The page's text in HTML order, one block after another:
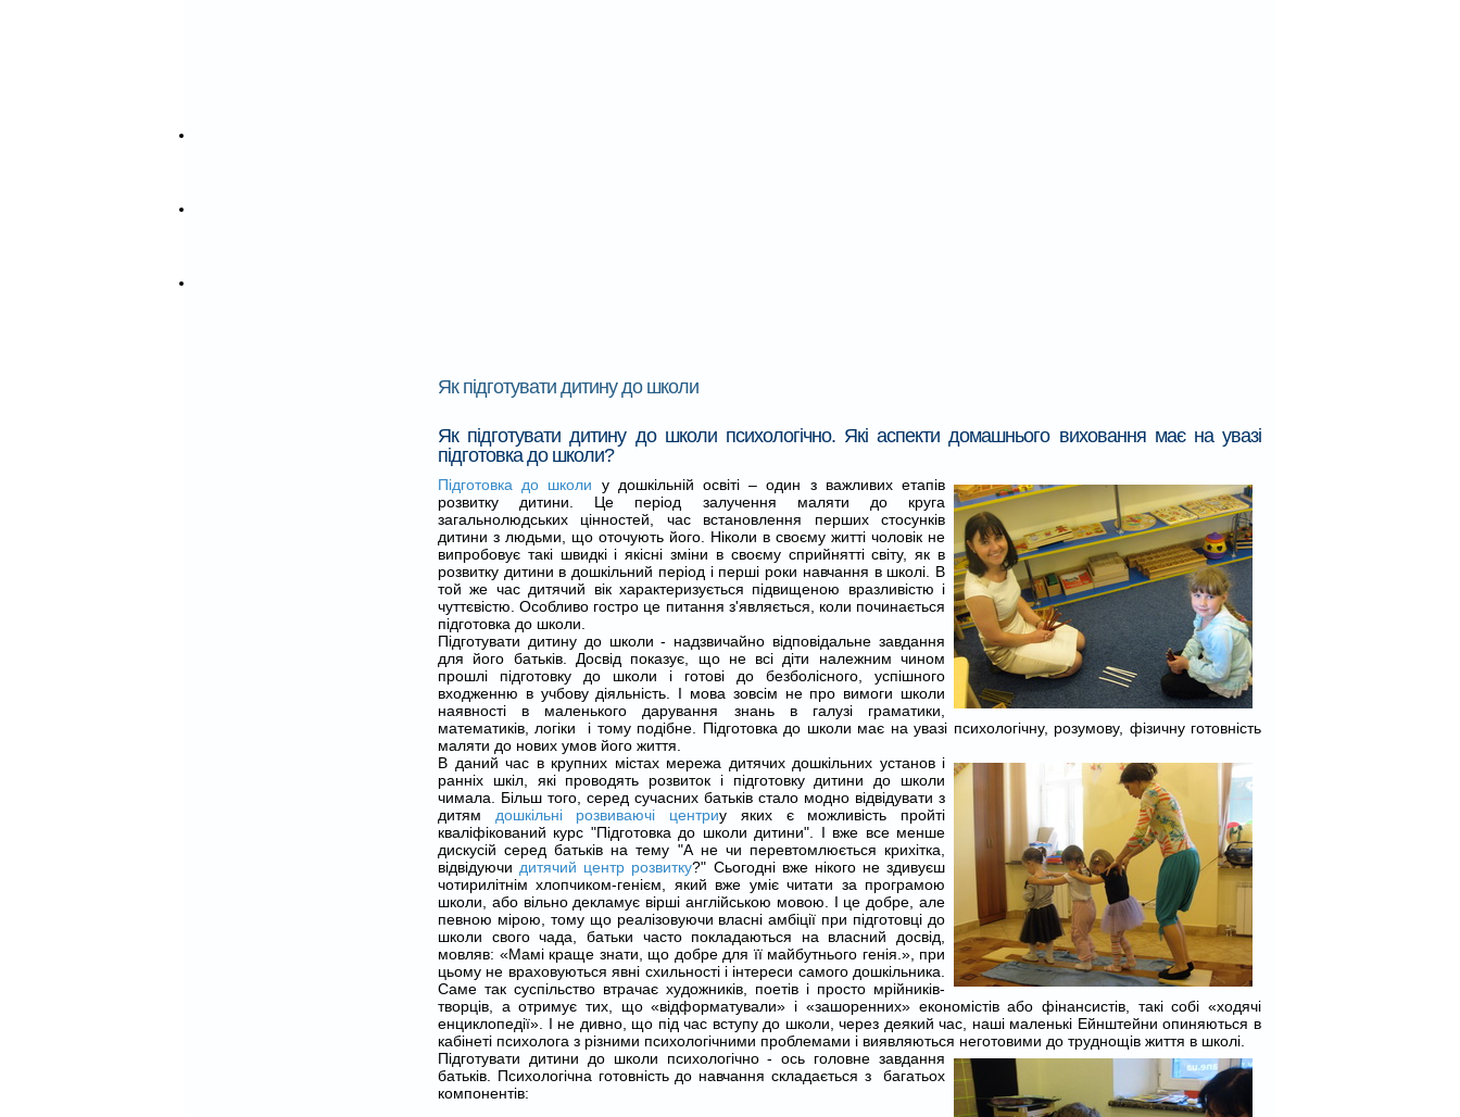
Як підготувати дитину до школи
Як підготувати дитину до школи психологічно. Які аспекти домашнього виховання має на увазі
підготовка до школи?
Підготовка до школи у дошкільній освіті – один з важливих етапів
розвитку дитини. Це період залучення маляти до круга
загальнолюдських цінностей, час встановлення перших стосунків
дитини з людьми, що оточують його. Ніколи в своєму житті чоловік не
випробовує такі швидкі і якісні зміни в своєму сприйнятті світу, як в
розвитку дитини в дошкільний період і перші роки навчання в школі. В
той же час дитячий вік характеризується підвищеною вразливістю і
чуттєвістю. Особливо гостро це питання з'являється, коли починається
підготовка до школи.
Підготувати дитину до школи - надзвичайно відповідальне завдання
для його батьків. Досвід показує, що не всі діти належним чином
прошлі підготовку до школи і готові до безболісного, успішного
входженню в учбову діяльність. І мова зовсім не про вимоги школи
наявності в маленького дарування знань в галузі граматики,
математиків, логіки і тому подібне. Підготовка до школи має на увазі психологічну, розумову, фізичну готовність
маляти до нових умов його життя.
В даний час в крупних містах мережа дитячих дошкільних установ і
ранніх шкіл, які проводять розвиток і підготовку дитини до школи
чимала. Більш того, серед сучасних батьків стало модно відвідувати з
дитям дошкільні розвиваючі центриу яких є можливість пройті
кваліфікований курс "Підготовка до школи дитини". І вже все менше
дискусій серед батьків на тему "А не чи перевтомлюється крихітка,
відвідуючи дитячий центр розвитку?" Сьогодні вже нікого не здивуєш
чотирилітнім хлопчиком-генієм, який вже уміє читати за програмою
школи, або вільно декламує вірші англійською мовою. І це добре, але
певною мірою, тому що реалізовуючи власні амбіції при підготовці до
школи свого чада, батьки часто покладаються на власний досвід,
мовляв: «Мамі краще знати, що добре для її майбутнього генія.», при
цьому не враховуються явні схильності і інтереси самого дошкільника.
Саме так суспільство втрачає художників, поетів і просто мрійників-
творців, а отримує тих, що «відформатували» і «зашоренних» економістів або фінансистів, такі собі «ходячі
енциклопедії». І не дивно, що під час вступу до школи, через деякий час, наші маленькі Ейнштейни опиняються в
кабінеті психолога з різними психологічними проблемами і виявляються неготовими до труднощів життя в школі.
Підготувати дитини до школи психологічно - ось головне завдання
батьків. Психологічна готовність до навчання складається з багатьох
компонентів: